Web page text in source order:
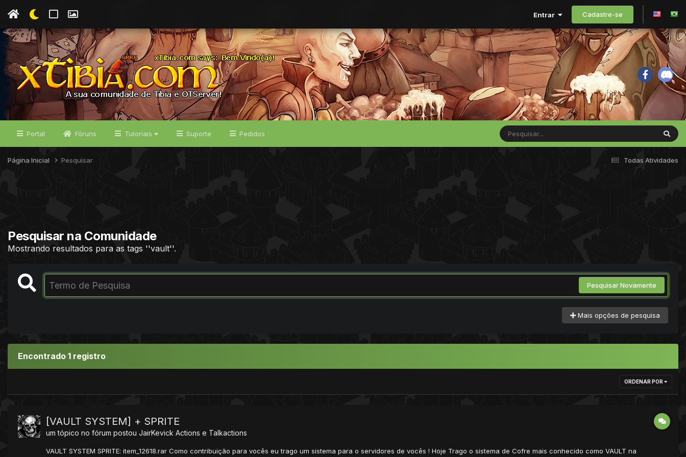
Entrar Cadastre-se
Portal Fóruns Tutoriais Suporte Pedidos
Todas Atividades
Página Inicial Pesquisar
Pesquisar na Comunidade
Mostrando resultados para as tags ''vault''.
Pesquisar Novamente
Mais opções de pesquisa
Encontrado 1 registro
ORDENAR POR
[VAULT SYSTEM] + SPRITE
um tópico no fórum postou JairKevick Actions e Talkactions
VAULT SYSTEM SPRITE: item_12618.rar Como contribuição para vocês eu trago um sistema para o servidores de vocês ! Hoje Trago o sistema de Cofre mais conhecido como VAULT na